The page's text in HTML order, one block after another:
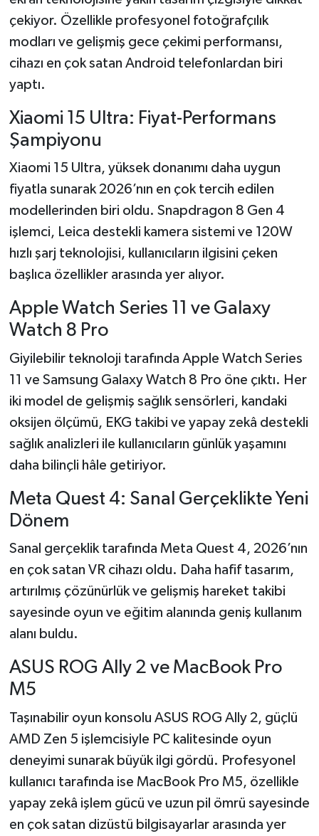
çekiyor. Özellikle profesyonel fotoğrafçılık
modları ve gelişmiş gece çekimi performansı,
cihazı en çok satan Android telefonlardan biri
yaptı.
Xiaomi 15 Ultra: Fiyat-Performans
Şampiyonu
Xiaomi 15 Ultra, yüksek donanımı daha uygun
fiyatla sunarak 2026’nın en çok tercih edilen
modellerinden biri oldu. Snapdragon 8 Gen 4
işlemci, Leica destekli kamera sistemi ve 120W
hızlı şarj teknolojisi, kullanıcıların ilgisini çeken
başlıca özellikler arasında yer alıyor.
Apple Watch Series 11 ve Galaxy
Watch 8 Pro
Giyilebilir teknoloji tarafında Apple Watch Series
11 ve Samsung Galaxy Watch 8 Pro öne çıktı. Her
iki model de gelişmiş sağlık sensörleri, kandaki
oksijen ölçümü, EKG takibi ve yapay zekâ destekli
sağlık analizleri ile kullanıcıların günlük yaşamını
daha bilinçli hâle getiriyor.
Meta Quest 4: Sanal Gerçeklikte Yeni
Dönem
Sanal gerçeklik tarafında Meta Quest 4, 2026’nın
en çok satan VR cihazı oldu. Daha hafif tasarım,
artırılmış çözünürlük ve gelişmiş hareket takibi
sayesinde oyun ve eğitim alanında geniş kullanım
alanı buldu.
ASUS ROG Ally 2 ve MacBook Pro
M5
Taşınabilir oyun konsolu ASUS ROG Ally 2, güçlü
AMD Zen 5 işlemcisiyle PC kalitesinde oyun
deneyimi sunarak büyük ilgi gördü. Profesyonel
kullanıcı tarafında ise MacBook Pro M5, özellikle
yapay zekâ işlem gücü ve uzun pil ömrü sayesinde
en çok satan dizüstü bilgisayarlar arasında yer